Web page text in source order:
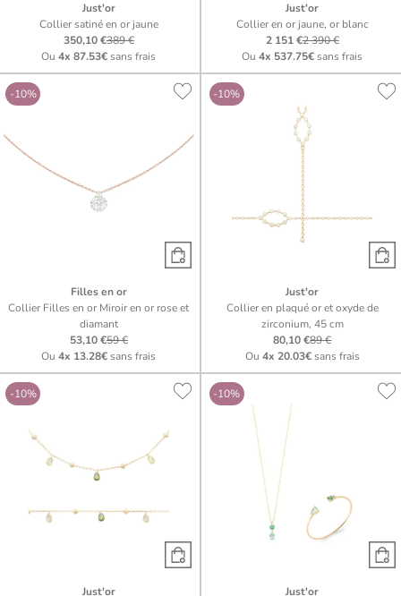
Just'or
Collier satiné en or jaune
350,10 €389 €
Ou4x 87.53€sans frais
Just'or
Collier en or jaune, or blanc
2 151 €2 390 €
Ou4x 537.75€sans frais
-10%
Filles en or
Collier Filles en or Miroir en or rose et
diamant
53,10 €59 €
Ou4x 13.28€sans frais
-10%
Just'or
Collier en plaqué or et oxyde de
zirconium, 45 cm
80,10 €89 €
Ou 4x 20.03€sans frais
-10%
Just'or
-10%
Just'or